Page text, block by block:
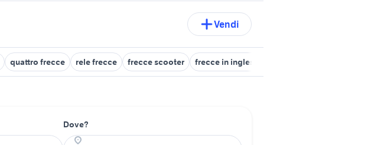
Vendi
quattro frecce rele frecce frecce scooter frecce in inglese
Dove?